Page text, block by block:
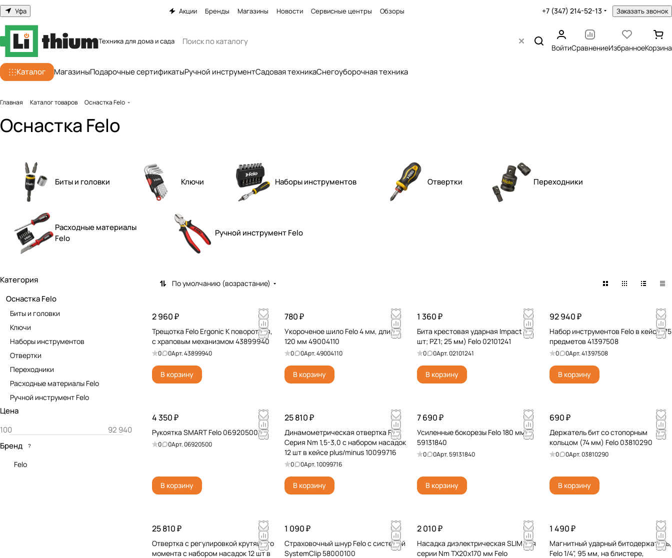
Уфа Акции Бренды Магазины Новости Сервисные центры Обзоры +7 (347) 214-52-13 Заказать звонок
Техника для дома и сада
ВойтиСравнениеИзбранноеКорзина
Каталог МагазиныПодарочные сертификатыРучной инструментСадовая техникаСнегоуборочная техника
Главная Каталог товаров Оснастка Felo
Оснастка Felo
Биты и головки Ключи Наборы инструментов Отвертки Переходники
Расходные материалы
Felo
Ручной инструмент Felo
По умолчанию (возрастание)
2 960 ₽
Трещотка Felo Ergonic K поворотная,
с храповым механизмом 43899940
0 0Арт.43899940
В корзину
780 ₽
Укороченое шило Felo 4 мм, длина
120 мм 49004110
0 0Арт.49004110
В корзину
1 360 ₽
Бита крестовая ударная Impact (2
шт; PZ1; 25 мм) Felo 02101241
0 0Арт.02101241
В корзину
92 940 ₽
Набор инструментов Felo в кейсе, 75
предметов 41397508
0 0Арт.41397508
В корзину
4 350 ₽
Рукоятка SMART Felo 06920500
0 0Арт.06920500
В корзину
25 810 ₽
Динамометрическая отвертка Felo
Серия Nm 1,5-3,0 с набором насадок
12 шт в кейсе plus/minus 10099716
0 0Арт.10099716
В корзину
7 690 ₽
Усиленные бокорезы Felo 180 мм
59131840
0 0Арт.59131840
В корзину
690 ₽
Держатель бит со стопорным
кольцом (74 мм) Felo 03810290
0 0Арт.03810290
В корзину
25 810 ₽
Отвертка с регулировкой крутящего
момента с набором насадок 12 шт в
1 090 ₽
Страховочный шнур Felo с системой
SystemClip 58000100
2 010 ₽
Насадка диэлектрическая SLIM для
серии Nm TX20x170 мм Felo
1 490 ₽
Магнитный ударный битодержатель,
Felo 1/4", 95 мм, на блистере,
Категория
Оснастка Felo
Биты и головки
Ключи
Наборы инструментов
Отвертки
Переходники
Расходные материалы Felo
Ручной инструмент Felo
Цена
Бренд ?
Felo